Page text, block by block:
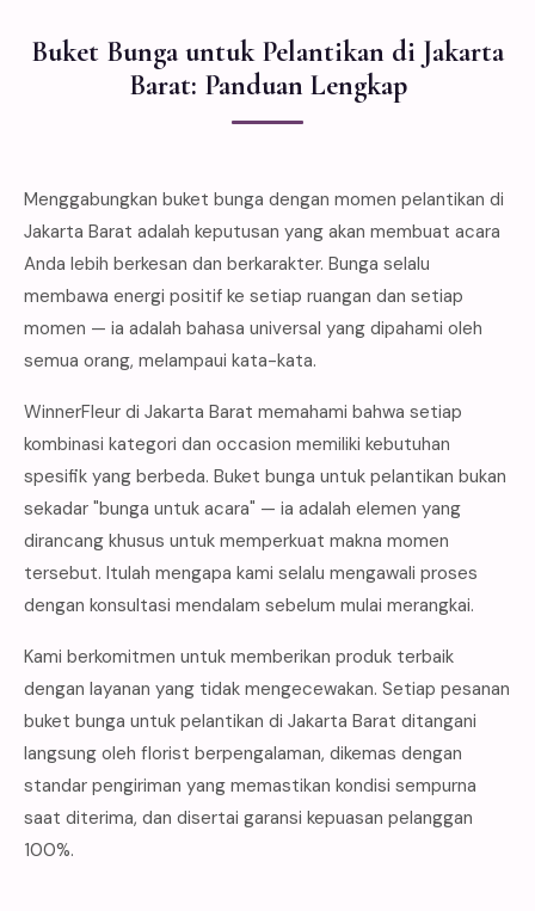
Buket Bunga untuk Pelantikan di Jakarta
Barat: Panduan Lengkap
Menggabungkan buket bunga dengan momen pelantikan di
Jakarta Barat adalah keputusan yang akan membuat acara
Anda lebih berkesan dan berkarakter. Bunga selalu
membawa energi positif ke setiap ruangan dan setiap
momen — ia adalah bahasa universal yang dipahami oleh
semua orang, melampaui kata-kata.
WinnerFleur di Jakarta Barat memahami bahwa setiap
kombinasi kategori dan occasion memiliki kebutuhan
spesifik yang berbeda. Buket bunga untuk pelantikan bukan
sekadar "bunga untuk acara" — ia adalah elemen yang
dirancang khusus untuk memperkuat makna momen
tersebut. Itulah mengapa kami selalu mengawali proses
dengan konsultasi mendalam sebelum mulai merangkai.
Kami berkomitmen untuk memberikan produk terbaik
dengan layanan yang tidak mengecewakan. Setiap pesanan
buket bunga untuk pelantikan di Jakarta Barat ditangani
langsung oleh florist berpengalaman, dikemas dengan
standar pengiriman yang memastikan kondisi sempurna
saat diterima, dan disertai garansi kepuasan pelanggan
100%.